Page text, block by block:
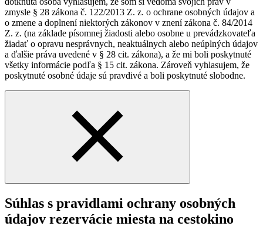
zmysle § 28 zákona č. 122/2013 Z. z. o ochrane osobných údajov a
o zmene a doplnení niektorých zákonov v znení zákona č. 84/2014
Z. z. (na základe písomnej žiadosti alebo osobne u prevádzkovateľa
žiadať o opravu nesprávnych, neaktuálnych alebo neúplných údajov
a ďalšie práva uvedené v § 28 cit. zákona), a že mi boli poskytnuté
všetky informácie podľa § 15 cit. zákona. Zároveň vyhlasujem, že
poskytnuté osobné údaje sú pravdivé a boli poskytnuté slobodne.
Súhlas s pravidlami ochrany osobných
údajov rezervácie miesta na cestokino